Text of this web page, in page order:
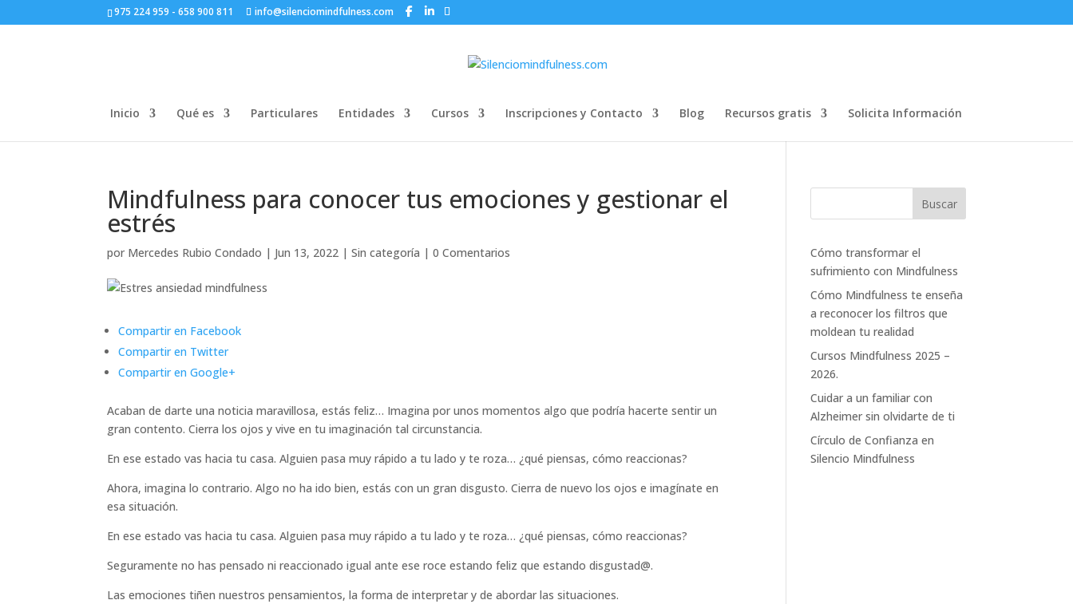
975 224 959 - 658 900 811 info@silenciomindfulness.com
Inicio Qué es Particulares Entidades Cursos Inscripciones y Contacto Blog Recursos gratis Solicita Información
Mindfulness para conocer tus emociones y gestionar el
estrés
por Mercedes Rubio Condado | Jun 13, 2022 |Sin categoría |0 Comentarios
Compartir en Facebook
Compartir en Twitter
Compartir en Google+
Acaban de darte una noticia maravillosa, estás feliz… Imagina por unos momentos algo que podría hacerte sentir un
gran contento. Cierra los ojos y vive en tu imaginación tal circunstancia.
En ese estado vas hacia tu casa. Alguien pasa muy rápido a tu lado y te roza… ¿qué piensas, cómo reaccionas?
Ahora, imagina lo contrario. Algo no ha ido bien, estás con un gran disgusto. Cierra de nuevo los ojos e imagínate en
esa situación.
En ese estado vas hacia tu casa. Alguien pasa muy rápido a tu lado y te roza… ¿qué piensas, cómo reaccionas?
Seguramente no has pensado ni reaccionado igual ante ese roce estando feliz que estando disgustad@.
Las emociones tiñen nuestros pensamientos, la forma de interpretar y de abordar las situaciones.
Cómo transformar el
sufrimiento con Mindfulness
Cómo Mindfulness te enseña
a reconocer los filtros que
moldean tu realidad
Cursos Mindfulness 2025 –
2026.
Cuidar a un familiar con
Alzheimer sin olvidarte de ti
Círculo de Confianza en
Silencio Mindfulness